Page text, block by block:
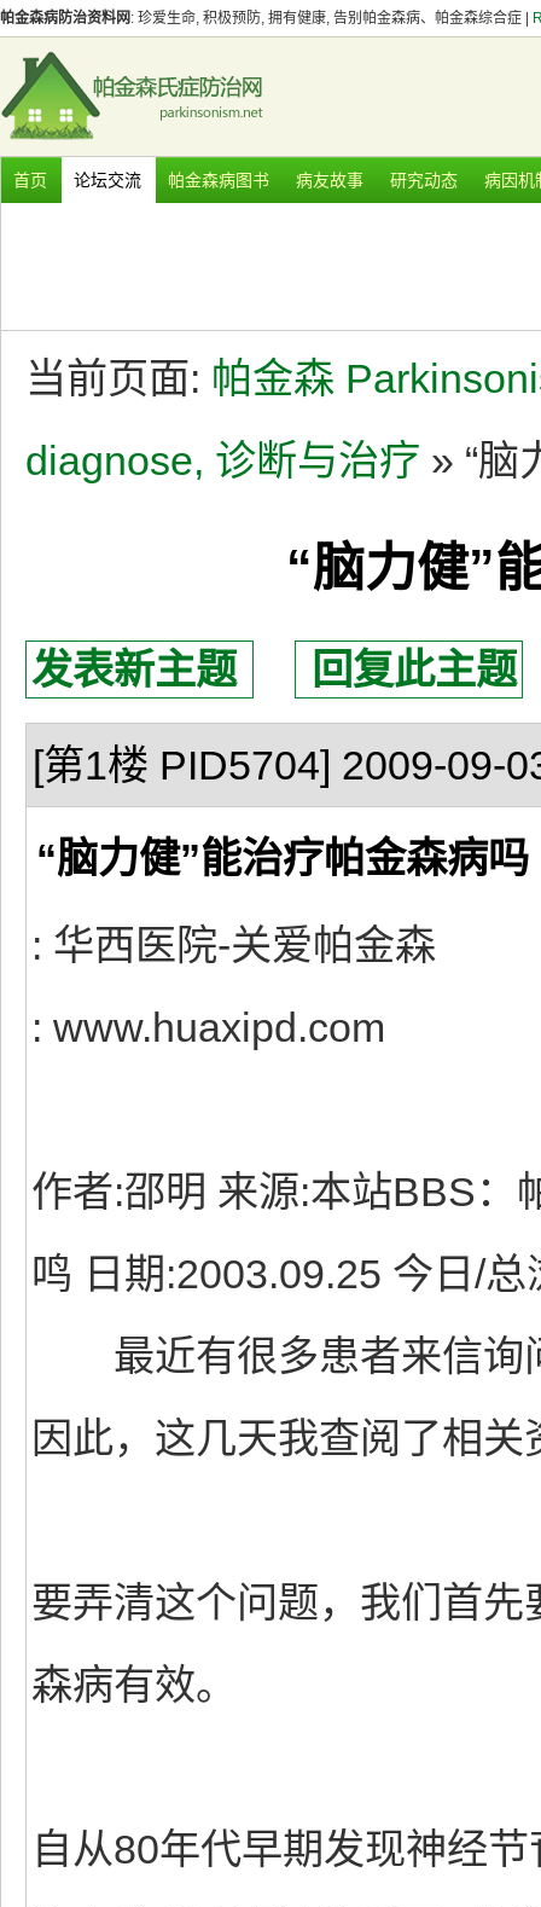
帕金森病防治资料网 : 珍爱生命, 积极预防, 拥有健康, 告别帕金森病、帕金森综合症 |
首页 论坛交流 帕金森病图书 病友故事 研究动态 病因机
当前页面: 帕金森
diagnose, 诊断与治疗 » “脑
“脑力健”
发表新主题 回复此主题
[第1楼 PID5704] 2009-09-
“脑力健”能治疗帕金森病吗
: 华西医院-关爱帕金森
: www.huaxipd.com
作者:邵明 来源:本站BBS：
鸣 日期:2003.09.25 今日/
最近有很多患者来信询
因此，这几天我查阅了相
要弄清这个问题，我们首先
森病有效。
自从80年代早期发现神经